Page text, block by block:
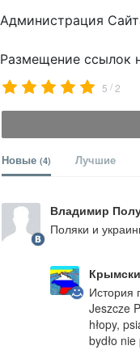
Администрация
Размещение ссылок
5 /2
Новые (4) Лучшие
Владимир
Поляки и
История
Jeszcze
hłopy,
bydło